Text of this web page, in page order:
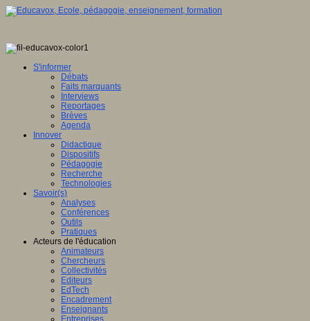
S'informer
Débats
Faits marquants
Interviews
Reportages
Brèves
Agenda
Innover
Didactique
Dispositifs
Pédagogie
Recherche
Technologies
Savoir(s)
Analyses
Conférences
Outils
Pratiques
Acteurs de l'éducation
Animateurs
Chercheurs
Collectivités
Editeurs
EdTech
Encadrement
Enseignants
Entreprises